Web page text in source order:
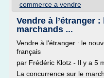
commerce a vendre
Vendre à l’étranger
marchands ...
Vendre à l'étranger : le
français
par Frédéric Klotz - Il y a 5
La concurrence sur le